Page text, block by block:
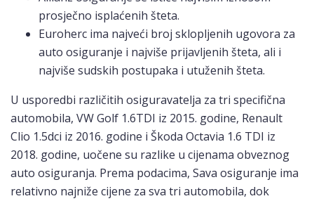
prosječno isplaćenih šteta.
Euroherc ima najveći broj sklopljenih ugovora za
auto osiguranje i najviše prijavljenih šteta, ali i
najviše sudskih postupaka i utuženih šteta.
U usporedbi različitih osiguravatelja za tri specifična
automobila, VW Golf 1.6TDI iz 2015. godine, Renault
Clio 1.5dci iz 2016. godine i Škoda Octavia 1.6 TDI iz
2018. godine, uočene su razlike u cijenama obveznog
auto osiguranja. Prema podacima, Sava osiguranje ima
relativno najniže cijene za sva tri automobila, dok